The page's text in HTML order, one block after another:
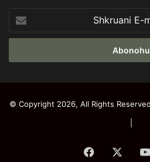
E-
mailin
© Copyright 2026, All Rights
Facebook